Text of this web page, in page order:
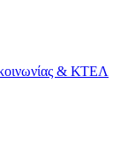
& ΚΤΕΛ